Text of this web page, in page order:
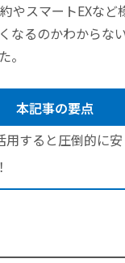
やスマートEXな
なるのかわからな
。
本記事の要点
用すると圧倒的に安